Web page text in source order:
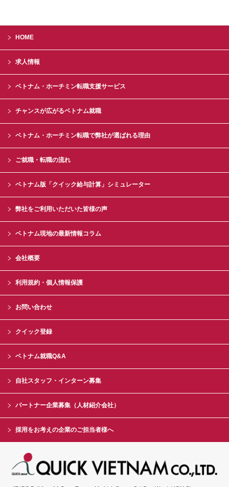
HOME
求人情報
ベトナム・ホーチミン転職支援サービス
チャンスが広がるベトナム就職
ベトナム・ホーチミン転職で弊社が選ばれる理由
ご就職・転職の流れ
ベトナム版「クイック給与計算」シミュレーター
弊社をご利用いただいた皆様の声
ベトナム現地の最新情報コラム
会社概要
利用規約・個人情報保護
お問い合わせ
クイック登録
ベトナム就職Q&A
自社スタッフ・インターン募集
パートナー企業募集（人材紹介会社）
採用をお考えの企業のご担当者様へ